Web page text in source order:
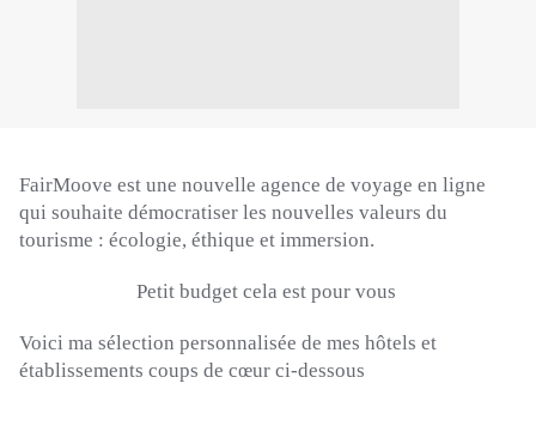
FairMoove est une nouvelle agence de voyage en ligne
qui souhaite démocratiser les nouvelles valeurs du
tourisme : écologie, éthique et immersion.
Petit budget cela est pour vous
Voici ma sélection personnalisée de mes hôtels et
établissements coups de cœur ci-dessous